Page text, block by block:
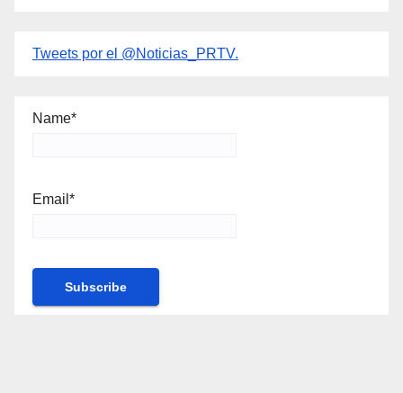
Tweets por el @Noticias_PRTV.
Name*
Email*